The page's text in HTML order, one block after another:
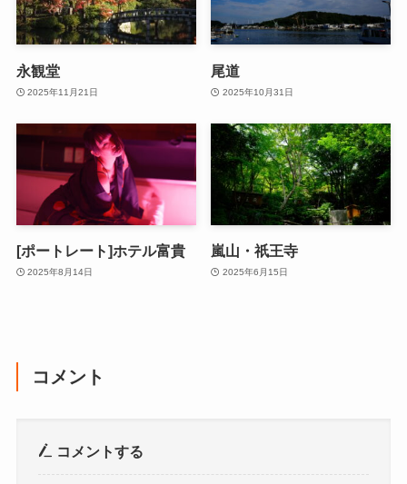
永観堂
2025年11月21日
尾道
2025年10月31日
[ポートレート]ホテル富貴
2025年8月14日
嵐山・祇王寺
2025年6月15日
コメント
コメントする